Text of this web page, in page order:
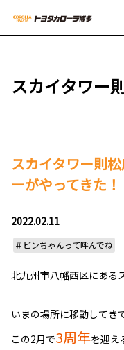
スカイタワー
スカイタワー則
ーがやってきた！
2022.02.11
＃ビンちゃんって呼んでね
北九州市八幡西区にある
いまの場所に移動してき
この2月で3周年を迎え